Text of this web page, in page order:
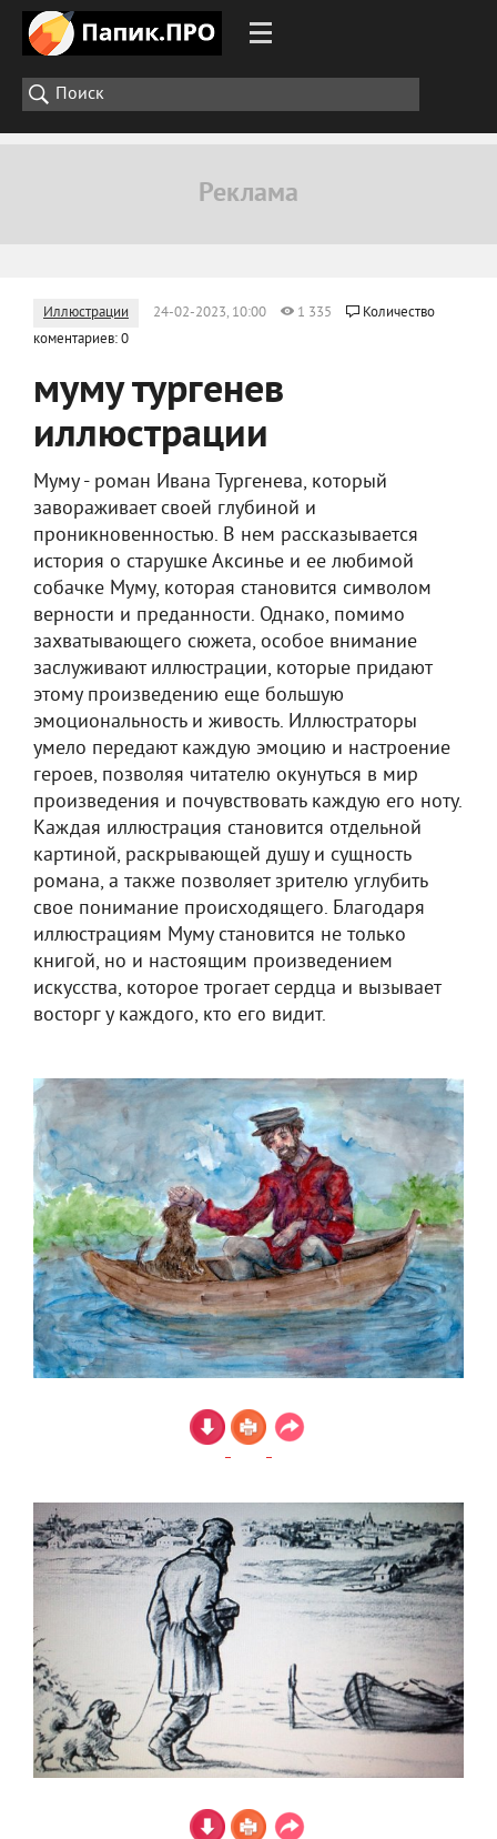
Иллюстрации 24-02-2023, 10:00 1 335
Количество
коментариев: 0
муму тургенев
иллюстрации
Муму - роман Ивана Тургенева, который
завораживает своей глубиной и
проникновенностью. В нем рассказывается
история о старушке Аксинье и ее любимой
собачке Муму, которая становится символом
верности и преданности. Однако, помимо
захватывающего сюжета, особое внимание
заслуживают иллюстрации, которые придают
этому произведению еще большую
эмоциональность и живость. Иллюстраторы
умело передают каждую эмоцию и настроение
героев, позволяя читателю окунуться в мир
произведения и почувствовать каждую его ноту.
Каждая иллюстрация становится отдельной
картиной, раскрывающей душу и сущность
романа, а также позволяет зрителю углубить
свое понимание происходящего. Благодаря
иллюстрациям Муму становится не только
книгой, но и настоящим произведением
искусства, которое трогает сердца и вызывает
восторг у каждого, кто его видит.